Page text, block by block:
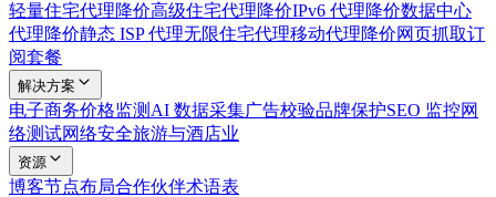
轻量住宅代理降价高级住宅代理降价IPv6 代理降价数据中心
代理降价静态 ISP 代理无限住宅代理移动代理降价网页抓取订
阅套餐
解决方案
电子商务价格监测 AI 数据采集广告校验品牌保护SEO 监控网
络测试网络安全旅游与酒店业
资源
博客节点布局合作伙伴术语表